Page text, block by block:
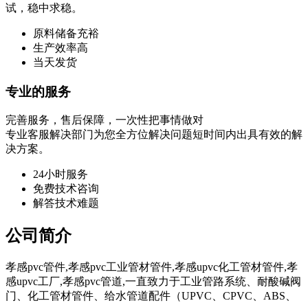
试，稳中求稳。
原料储备充裕
生产效率高
当天发货
专业的服务
完善服务，售后保障，一次性把事情做对
专业客服解决部门为您全方位解决问题短时间内出具有效的解
决方案。
24小时服务
免费技术咨询
解答技术难题
公司简介
孝感pvc管件,孝感pvc工业管材管件,孝感upvc化工管材管件,孝
感upvc工厂,孝感pvc管道,一直致力于工业管路系统、耐酸碱阀
门、化工管材管件、给水管道配件（UPVC、CPVC、ABS、